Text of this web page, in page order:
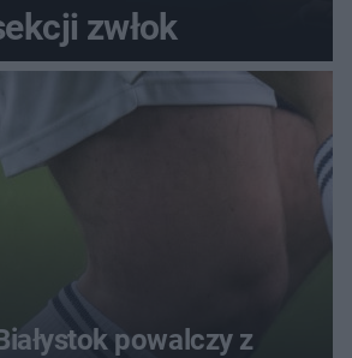
zwłok
powalczy z